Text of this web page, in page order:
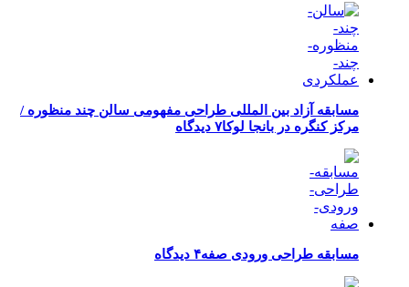
مسابقه آزاد بین المللی طراحی مفهومی سالن چند منظوره /
مرکز کنگره در بانجا لوکا۷ دیدگاه
مسابقه طراحی ورودی صفه۴ دیدگاه